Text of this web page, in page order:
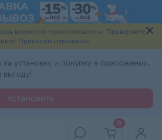
временно приостановлены. Проверяйте
Приносим извинения.
установку и покупку в приложении.
выгоду!
Установить
0